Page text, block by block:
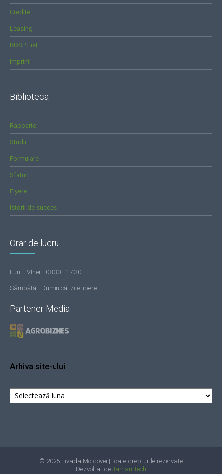
Credite
Leasing
BDSP List
Imprint
Biblioteca
Rapoarte
Studii
Formulare
Sfaturi
Flyere
Istorii de succes
Orar de lucru
Luni - VIneri: 08:30 - 17:30
Sâmbătă - Duminică: zile libere
Partener Media
Arhiva site-ului
Arhiva
site-
© 2025 Livada Moldovei | Toate drepturile rezervate
Dezvoltat de Jaman Tech